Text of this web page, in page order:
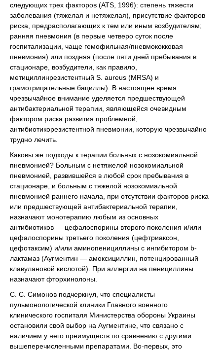
следующих трех факторов (ATS, 1996): степень тяжести
заболевания (тяжелая и нетяжелая), присутствие факторов
риска, предрасполагающих к тем или иным возбудителям;
ранняя пневмония (в первые четверо суток после
госпитализации, чаще гемофильная/пневмококковая
пневмония) или поздняя (после пяти дней пребывания в
стационаре, возбудители, как правило,
метициллинрезистентный S. aureus (MRSA) и
грамотрицательные бациллы). В настоящее время
чрезвычайное внимание уделяется предшествующей
антибактериальной терапии, являющейся очевидным
фактором риска развития проблемной,
антибиотикорезистентной пневмонии, которую чрезвычайно
трудно лечить.
Каковы же подходы к терапии больных с нозокомиальной
пневмонией? Больным с нетяжелой нозокомиальной
пневмонией, развившейся в любой срок пребывания в
стационаре, и больным с тяжелой нозокомиальной
пневмонией раннего начала, при отсутствии факторов риска
или предшествующей антибактериальной терапии,
назначают монотерапию любым из основных
антибиотиков — цефалоспорины второго поколения и/или
цефалоспорины третьего поколения (цефтриаксон,
цефотаксим) и/или аминопенициллины с ингибитором b-
лактамаз (Аугментин — амоксициллин, потенцированный
клавулановой кислотой). При аллергии на пенициллины
назначают фторхинолоны.
С. С. Симонов подчеркнул, что специалисты
пульмонологической клиники Главного военного
клинического госпиталя Министерства обороны Украины
остановили свой выбор на Аугментине, что связано с
наличием у него преимуществ по сравнению с другими
вышеперечисленными препаратами. Во-первых, это